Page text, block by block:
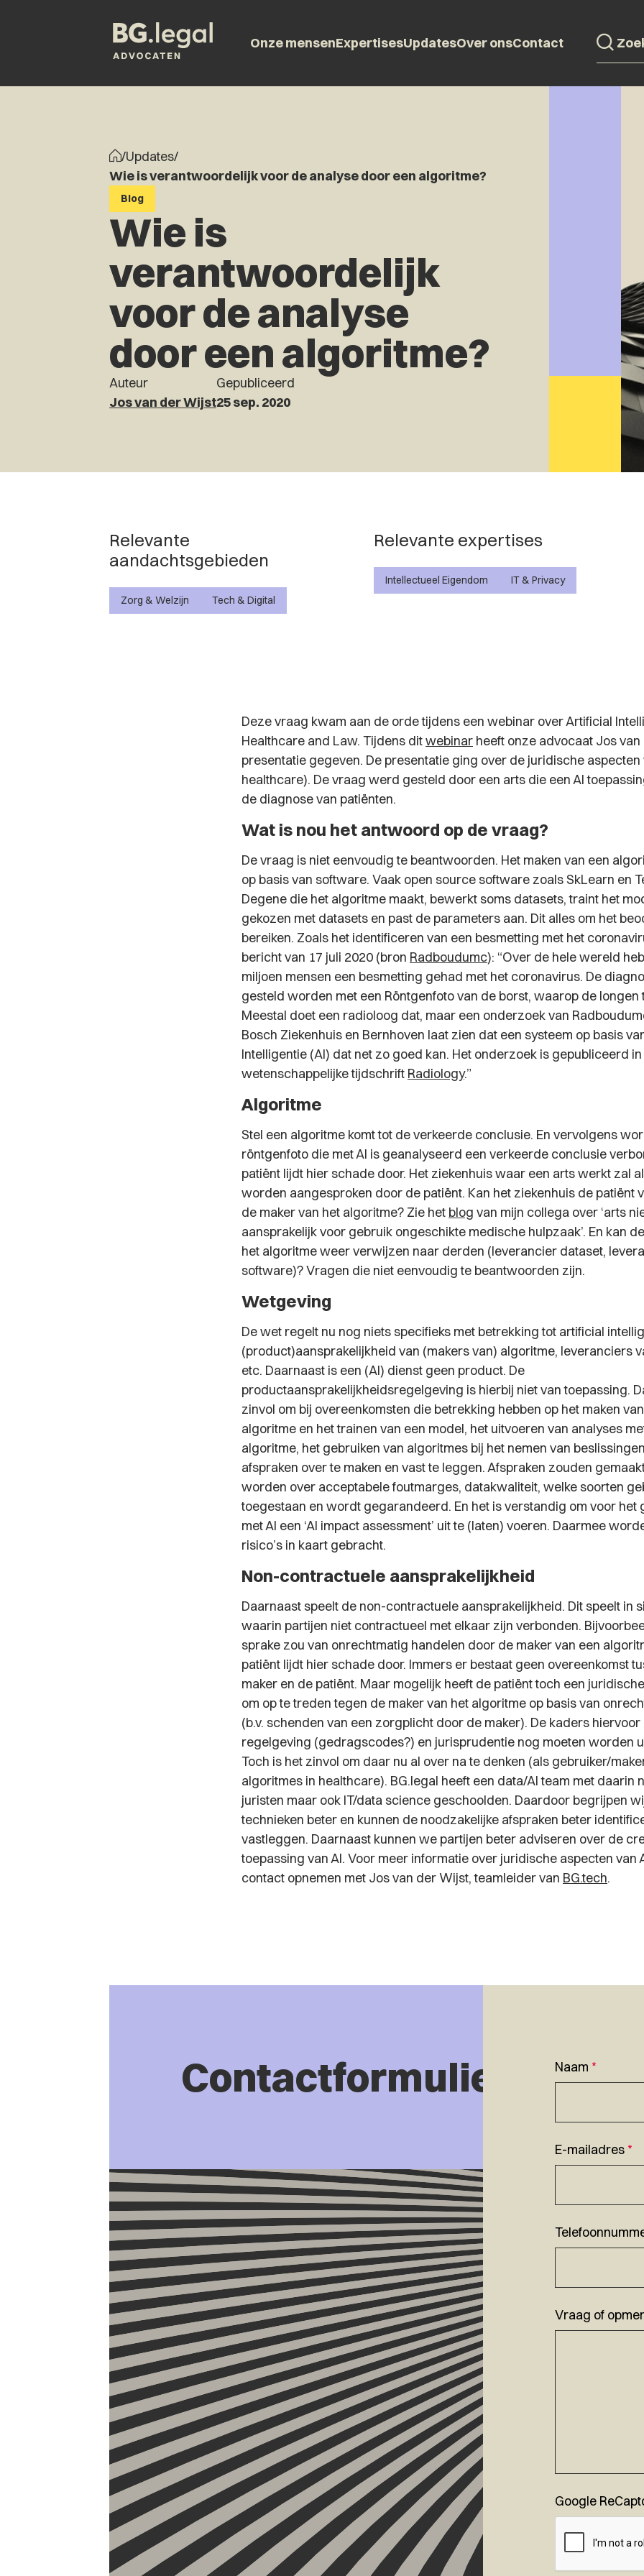
Onze mensenExpertisesUpdatesOver onsContact
/Updates/
Wie is verantwoordelijk voor de analyse door een algoritme?
Blog
Wie is
verantwoordelijk
voor de analyse
door een algoritme?
Auteur
Jos van der Wijst
Gepubliceerd
25 sep. 2020
Relevante
aandachtsgebieden
Zorg & Welzijn Tech & Digital
Relevante expertises
Intellectueel Eigendom IT & Privacy
Deze vraag kwam aan de orde tijdens een webinar over Artificial
Healthcare and Law. Tijdens ditwebinar heeft onze advocaat Jos
presentatie gegeven. De presentatie ging over de juridische aspecten
healthcare). De vraag werd gesteld door een arts die een AI
de diagnose van patiënten.
Wat is nou het antwoord op de vraag?
De vraag is niet eenvoudig te beantwoorden. Het maken van een
op basis van software. Vaak open source software zoals SkLearn en
Degene die het algoritme maakt, bewerkt soms datasets, traint het
gekozen met datasets en past de parameters aan. Dit alles om het
bereiken. Zoals het identificeren van een besmetting met het
bericht van 17 juli 2020 (bron Radboudumc): “Over de hele wereld
miljoen mensen een besmetting gehad met het coronavirus. De
gesteld worden met een Röntgenfoto van de borst, waarop de longen
Meestal doet een radioloog dat, maar een onderzoek van
Bosch Ziekenhuis en Bernhoven laat zien dat een systeem op basis
Intelligentie (AI) dat net zo goed kan. Het onderzoek is gepubliceerd
wetenschappelijke tijdschrift Radiology.”
Algoritme
Stel een algoritme komt tot de verkeerde conclusie. En vervolgens
röntgenfoto die met AI is geanalyseerd een verkeerde conclusie
patiënt lijdt hier schade door. Het ziekenhuis waar een arts werkt zal
worden aangesproken door de patiënt. Kan het ziekenhuis de patiënt
de maker van het algoritme? Zie het blog van mijn collega over ‘arts
aansprakelijk voor gebruik ongeschikte medische hulpzaak’. En kan
het algoritme weer verwijzen naar derden (leverancier dataset,
software)? Vragen die niet eenvoudig te beantwoorden zijn.
Wetgeving
De wet regelt nu nog niets specifieks met betrekking tot artificial
(product)aansprakelijkheid van (makers van) algoritme, leveranciers
etc. Daarnaast is een (AI) dienst geen product. De
productaansprakelijkheidsregelgeving is hierbij niet van toepassing.
zinvol om bij overeenkomsten die betrekking hebben op het maken
algoritme en het trainen van een model, het uitvoeren van analyses
algoritme, het gebruiken van algoritmes bij het nemen van
afspraken over te maken en vast te leggen. Afspraken zouden
worden over acceptabele foutmarges, datakwaliteit, welke soorten
toegestaan en wordt gegarandeerd. En het is verstandig om voor het
met AI een ‘AI impact assessment’ uit te (laten) voeren. Daarmee
risico’s in kaart gebracht.
Non-contractuele aansprakelijkheid
Daarnaast speelt de non-contractuele aansprakelijkheid. Dit speelt in
waarin partijen niet contractueel met elkaar zijn verbonden.
sprake zou van onrechtmatig handelen door de maker van een
patiënt lijdt hier schade door. Immers er bestaat geen overeenkomst
maker en de patiënt. Maar mogelijk heeft de patiënt toch een
om op te treden tegen de maker van het algoritme op basis van
(b.v. schenden van een zorgplicht door de maker). De kaders hiervoor
regelgeving (gedragscodes?) en jurisprudentie nog moeten worden
Toch is het zinvol om daar nu al over na te denken (als gebruiker/
algoritmes in healthcare). BG.legal heeft een data/AI team met daarin
juristen maar ook IT/data science geschoolden. Daardoor begrijpen
technieken beter en kunnen de noodzakelijke afspraken beter
vastleggen. Daarnaast kunnen we partijen beter adviseren over de
toepassing van AI. Voor meer informatie over juridische aspecten van
contact opnemen met Jos van der Wijst, teamleider van BG.tech.
Contactformulier Naam *
E-mailadres *
Vraag of
Google